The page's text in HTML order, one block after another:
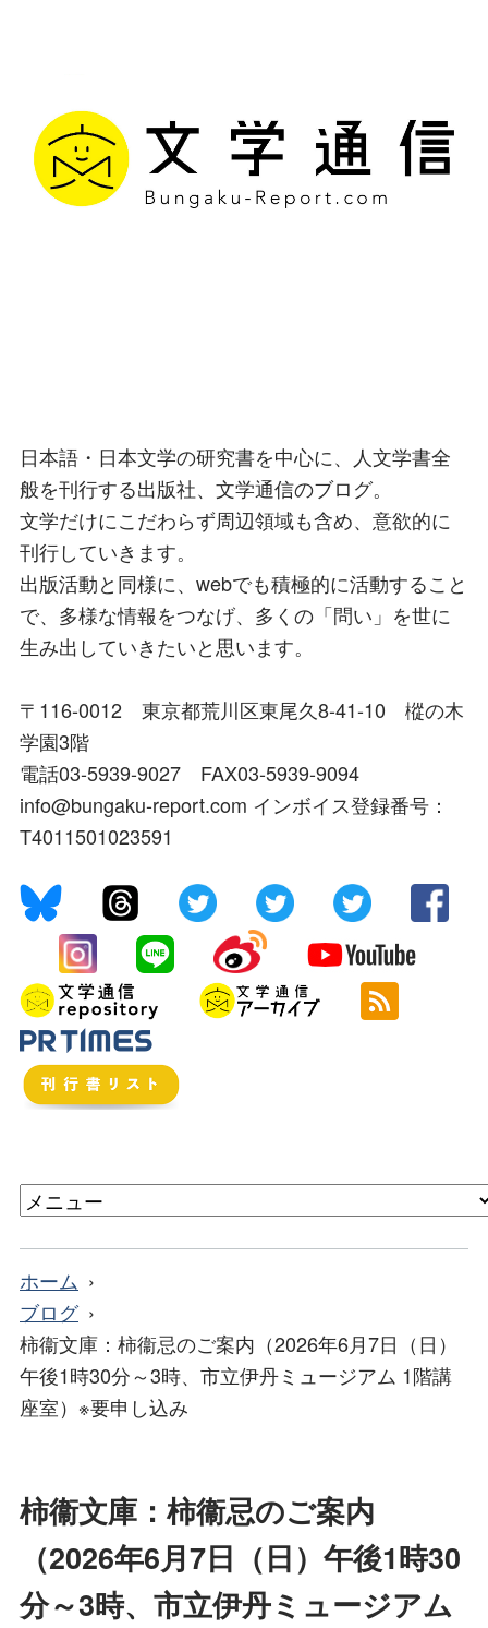
日本語・日本文学の研究書を中心に、人文学書全
般を刊行する出版社、文学通信のブログ。
文学だけにこだわらず周辺領域も含め、意欲的に
刊行していきます。
出版活動と同様に、webでも積極的に活動すること
で、多様な情報をつなげ、多くの「問い」を世に
生み出していきたいと思います。
〒116-0012 東京都荒川区東尾久8-41-10 樅の木
学園3階
電話03-5939-9027 FAX03-5939-9094
info@bungaku-report.com インボイス登録番号：
T4011501023591
ホーム
ブログ
柿衞文庫：柿衞忌のご案内（2026年6月7日（日）
午後1時30分～3時、市立伊丹ミュージアム 1階講
座室）※要申し込み
柿衞文庫：柿衞忌のご案内
（2026年6月7日（日）午後1時30
分～3時、市立伊丹ミュージアム